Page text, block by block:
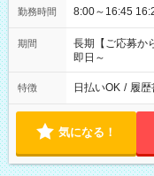
勤務時間
期間
長期【ご応募か
即日～
特徴 日払いOK / 履歴
気になる！